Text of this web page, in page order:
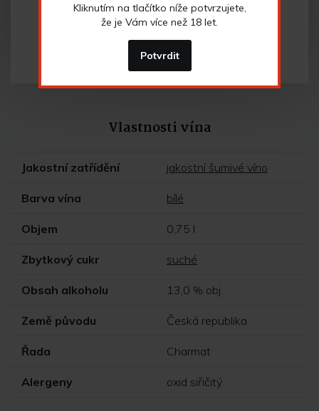
Vlastnosti vína
Jakostní zatřídění jakostní šumivé víno
Barva vína bílé
Objem 0,75 l
Zbytkový cukr suché
Obsah alkoholu 13,0 % obj.
Země původu Česká republika
Řada Charmat
Alergeny oxid siřičitý
Kliknutím na tlačítko níže potvrzujete,
že je Vám více než 18 let.
Potvrdit